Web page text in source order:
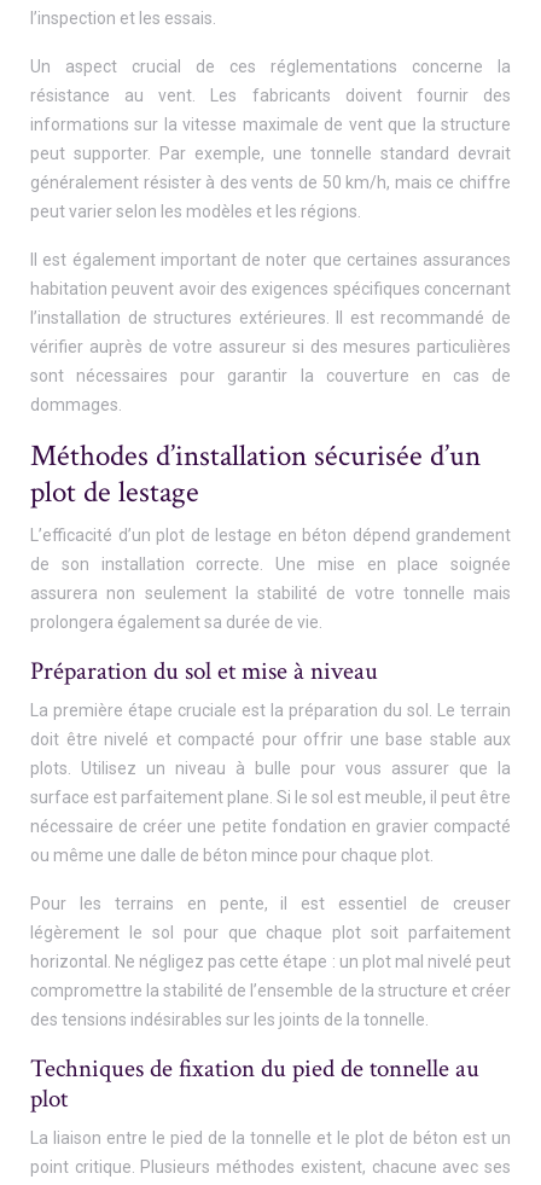
l’inspection et les essais.
Un aspect crucial de ces réglementations concerne la
résistance au vent. Les fabricants doivent fournir des
informations sur la vitesse maximale de vent que la structure
peut supporter. Par exemple, une tonnelle standard devrait
généralement résister à des vents de 50 km/h, mais ce chiffre
peut varier selon les modèles et les régions.
Il est également important de noter que certaines assurances
habitation peuvent avoir des exigences spécifiques concernant
l’installation de structures extérieures. Il est recommandé de
vérifier auprès de votre assureur si des mesures particulières
sont nécessaires pour garantir la couverture en cas de
dommages.
Méthodes d’installation sécurisée d’un
plot de lestage
L’efficacité d’un plot de lestage en béton dépend grandement
de son installation correcte. Une mise en place soignée
assurera non seulement la stabilité de votre tonnelle mais
prolongera également sa durée de vie.
Préparation du sol et mise à niveau
La première étape cruciale est la préparation du sol. Le terrain
doit être nivelé et compacté pour offrir une base stable aux
plots. Utilisez un niveau à bulle pour vous assurer que la
surface est parfaitement plane. Si le sol est meuble, il peut être
nécessaire de créer une petite fondation en gravier compacté
ou même une dalle de béton mince pour chaque plot.
Pour les terrains en pente, il est essentiel de creuser
légèrement le sol pour que chaque plot soit parfaitement
horizontal. Ne négligez pas cette étape : un plot mal nivelé peut
compromettre la stabilité de l’ensemble de la structure et créer
des tensions indésirables sur les joints de la tonnelle.
Techniques de fixation du pied de tonnelle au
plot
La liaison entre le pied de la tonnelle et le plot de béton est un
point critique. Plusieurs méthodes existent, chacune avec ses